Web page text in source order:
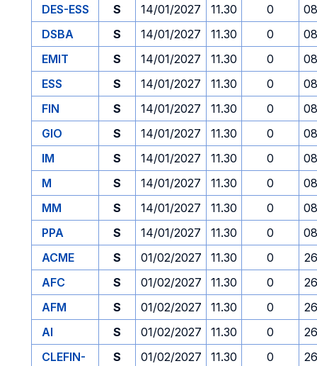
DES-ESS
S 14/01/2027 11.30 0
DSBA
S 14/01/2027 11.30 0
EMIT
S 14/01/2027 11.30 0
ESS
S 14/01/2027 11.30 0
FIN
S 14/01/2027 11.30 0
GIO
S 14/01/2027 11.30 0
IM
S 14/01/2027 11.30 0
M
S 14/01/2027 11.30 0
MM
S 14/01/2027 11.30 0
PPA
S 14/01/2027 11.30 0
ACME
S 01/02/2027 11.30 0
AFC
S 01/02/2027 11.30 0
AFM
S 01/02/2027 11.30 0
AI
S 01/02/2027 11.30 0
CLEFIN-
S 01/02/2027 11.30 0